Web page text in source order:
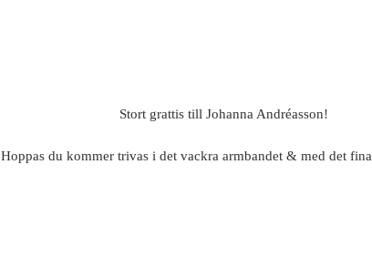
Stort grattis till Johanna Andréasson!
Hoppas du kommer trivas i det vackra armbandet & med det